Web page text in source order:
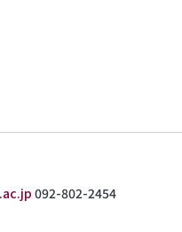
092-802-2454